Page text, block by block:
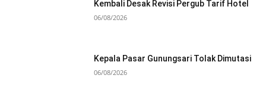
Kembali Desak Revisi Pergub Tarif Hotel
06/08/2026
Kepala Pasar Gunungsari Tolak Dimutasi
06/08/2026